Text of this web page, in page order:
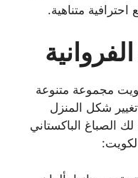
متناهية.
الفروانية
مجموعة متنوعة
شكل المنزل
الصباغ الباكستاني